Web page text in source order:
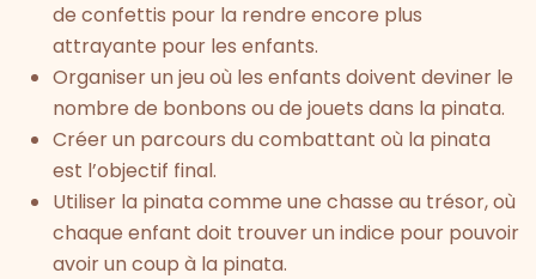
de confettis pour la rendre encore plus
attrayante pour les enfants.
Organiser un jeu où les enfants doivent deviner le
nombre de bonbons ou de jouets dans la pinata.
Créer un parcours du combattant où la pinata
est l’objectif final.
Utiliser la pinata comme une chasse au trésor, où
chaque enfant doit trouver un indice pour pouvoir
avoir un coup à la pinata.